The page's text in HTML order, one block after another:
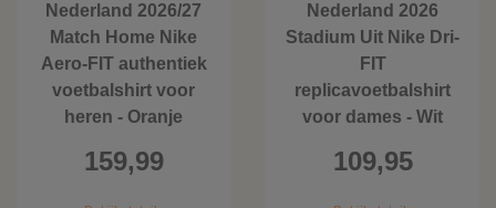
Nederland 2026/27
Match Home Nike
Aero-FIT authentiek
voetbalshirt voor
heren - Oranje
159,99
Nederland 2026
Stadium Uit Nike Dri-
FIT
replicavoetbalshirt
voor dames - Wit
109,95